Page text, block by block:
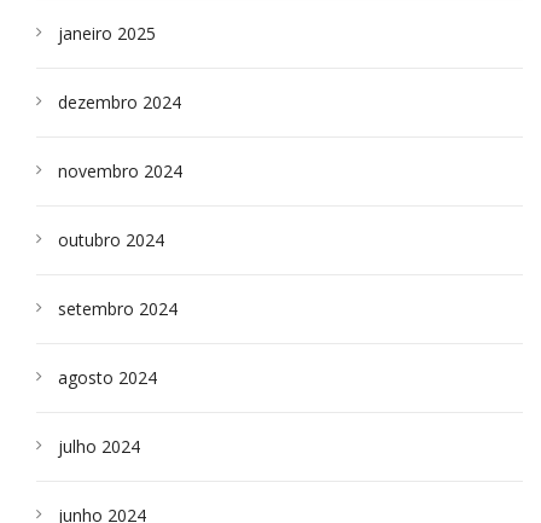
janeiro 2025
dezembro 2024
novembro 2024
outubro 2024
setembro 2024
agosto 2024
julho 2024
junho 2024